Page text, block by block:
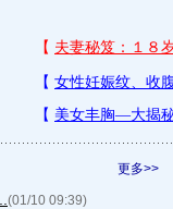
更多>>
(01/10 09:39)